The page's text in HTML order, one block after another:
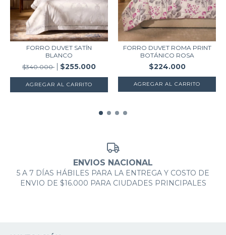
FORRO DUVET SATÍN
BLANCO
$340.000
$255.000
AGREGAR AL CARRITO
FORRO DUVET ROMA PRINT
BOTÁNICO ROSA
$224.000
AGREGAR AL CARRITO
ENVIOS NACIONAL
5 A 7 DÍAS HÁBILES PARA LA ENTREGA Y COSTO DE
ENVIO DE $16.000 PARA CIUDADES PRINCIPALES